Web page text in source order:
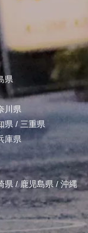
県
川県
県 / 三重県
庫県
県 /鹿児島県 / 沖縄